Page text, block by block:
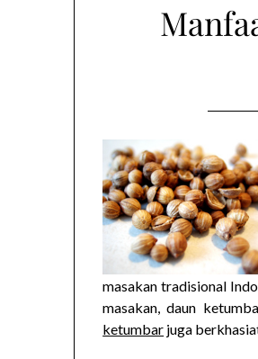
masakan tradisional
masakan, daun
ketumbar juga